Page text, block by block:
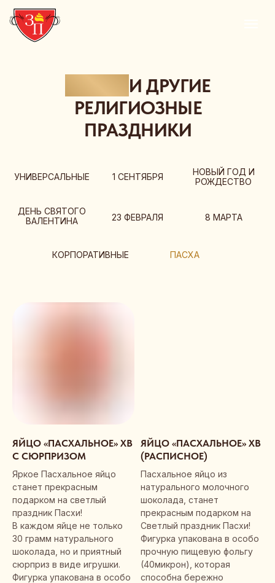
И ДРУГИЕ
РЕЛИГИОЗНЫЕ
ПРАЗДНИКИ
1 СЕНТЯБРЯ
НОВЫЙ ГОД И
РОЖДЕСТВО
ПАСХА
КОРПОРАТИВНЫЕ
ЯЙЦО «ПАСХАЛЬНОЕ» ХВ
С СЮРПРИЗОМ
Яркое Пасхальное яйцо
станет прекрасным
подарком на светлый
праздник Пасхи!
В каждом яйце не только
30 грамм натурального
шоколада, но и приятный
сюрприз в виде игрушки.
Фигурка упакована в особо
ЯЙЦО «ПАСХАЛЬНОЕ» ХВ
(РАСПИСНОЕ)
Пасхальное яйцо из
натурального молочного
шоколада, станет
прекрасным подарком на
Светлый праздник Пасхи!
Фигурка упакована в особо
прочную пищевую фольгу
(40микрон), которая
способна бережно